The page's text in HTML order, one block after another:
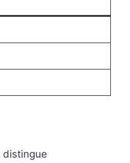
distingue